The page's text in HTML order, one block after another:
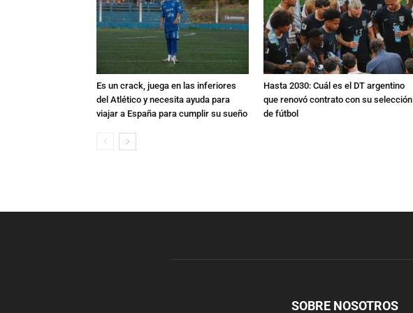
Es un crack, juega en las inferiores
del Atlético y necesita ayuda para
viajar a España para cumplir su sueño
Hasta 2030: Cuál es el DT argentino
que renovó contrato con su selección
de fútbol
SOBRE NOSOTROS